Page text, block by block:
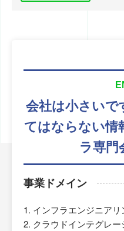
会社は小さいで
てはならない情
ラ専門
事業ドメイン
インフラエンジニアリ
クラウドインテグレー